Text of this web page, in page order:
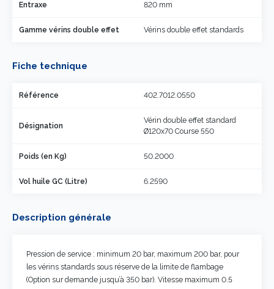
Entraxe 820 mm
Gamme vérins double effet Vérins double effet standards
Fiche technique
Référence 402.7012.0550
Désignation
Vérin double effet standard
Ø120x70 Course 550
Poids (en Kg) 50.2000
Vol huile GC (Litre) 6.2590
Description générale
Pression de service : minimum 20 bar, maximum 200 bar, pour
les vérins standards sous réserve de la limite de flambage
(Option sur demande jusqu’à 350 bar). Vitesse maximum 0.5